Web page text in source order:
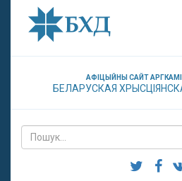
АФІЦЫЙНЫ САЙТ
БЕЛАРУСКАЯ